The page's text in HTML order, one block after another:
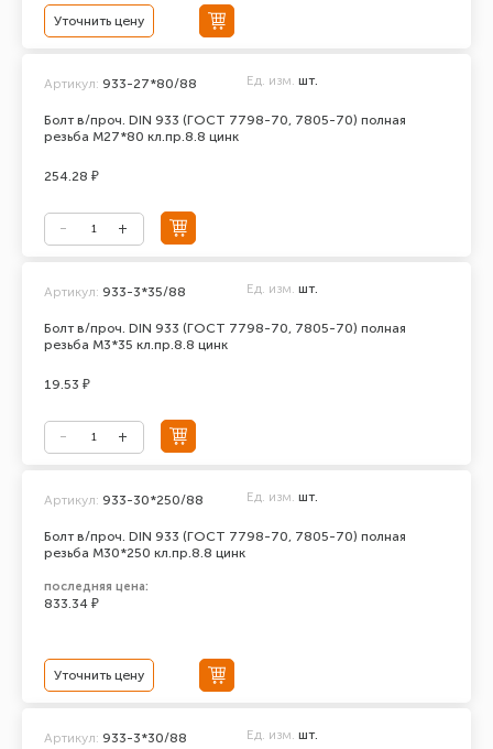
Уточнить цену
Болт в/проч. DIN 933 (ГОСТ 7798-70, 7805-70) полная
резьба М27*80 кл.пр.8.8 цинк
Артикул: 933-27*80/88 Ед. изм. шт.
254.28 ₽
Болт в/проч. DIN 933 (ГОСТ 7798-70, 7805-70) полная
резьба М3*35 кл.пр.8.8 цинк
Артикул: 933-3*35/88 Ед. изм. шт.
19.53 ₽
Болт в/проч. DIN 933 (ГОСТ 7798-70, 7805-70) полная
резьба М30*250 кл.пр.8.8 цинк
Артикул: 933-30*250/88 Ед. изм. шт.
последняя цена:
833.34 ₽
Уточнить цену
Артикул: 933-3*30/88 Ед. изм. шт.